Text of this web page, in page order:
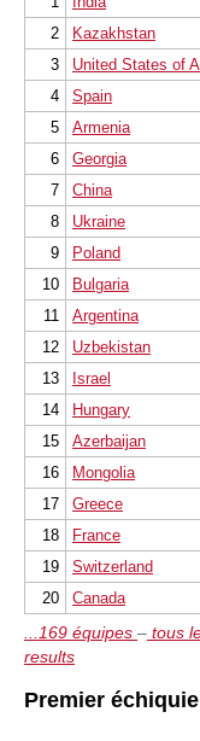
* EVEN STRONGER.
EVEN MORE DIRECT.
2
Kazakhstan
3
United States of
4
Spain
5
Armenia
6
Georgia
7
China
8
Ukraine
9
Poland
10
Bulgaria
11
Argentina
12
Uzbekistan
13
Israel
14
Hungary
15
Azerbaijan
16
Mongolia
17
Greece
18
France
19
Switzerland
20
Canada
...169 équipes – tous
results
Premier